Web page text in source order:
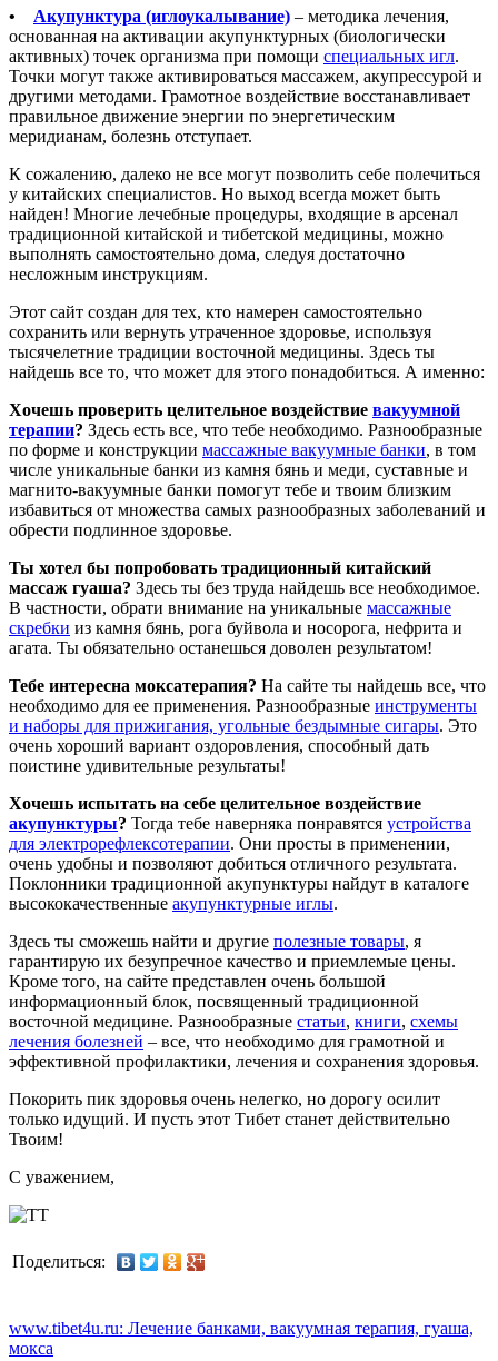
• Акупунктура (иглоукалывание) – методика лечения,
основанная на активации акупунктурных (биологически
активных) точек организма при помощи специальных игл.
Точки могут также активироваться массажем, акупрессурой и
другими методами. Грамотное воздействие восстанавливает
правильное движение энергии по энергетическим
меридианам, болезнь отступает.
К сожалению, далеко не все могут позволить себе полечиться
у китайских специалистов. Но выход всегда может быть
найден! Многие лечебные процедуры, входящие в арсенал
традиционной китайской и тибетской медицины, можно
выполнять самостоятельно дома, следуя достаточно
несложным инструкциям.
Этот сайт создан для тех, кто намерен самостоятельно
сохранить или вернуть утраченное здоровье, используя
тысячелетние традиции восточной медицины. Здесь ты
найдешь все то, что может для этого понадобиться. А именно:
Хочешь проверить целительное воздействие вакуумной
терапии? Здесь есть все, что тебе необходимо. Разнообразные
по форме и конструкции массажные вакуумные банки, в том
числе уникальные банки из камня бянь и меди, суставные и
магнито-вакуумные банки помогут тебе и твоим близким
избавиться от множества самых разнообразных заболеваний и
обрести подлинное здоровье.
Ты хотел бы попробовать традиционный китайский
массаж гуаша? Здесь ты без труда найдешь все необходимое.
В частности, обрати внимание на уникальные массажные
скребки из камня бянь, рога буйвола и носорога, нефрита и
агата. Ты обязательно останешься доволен результатом!
Тебе интересна моксатерапия? На сайте ты найдешь все, что
необходимо для ее применения. Разнообразные инструменты
и наборы для прижигания, угольные бездымные сигары. Это
очень хороший вариант оздоровления, способный дать
поистине удивительные результаты!
Хочешь испытать на себе целительное воздействие
акупунктуры? Тогда тебе наверняка понравятся устройства
для электрорефлексотерапии. Они просты в применении,
очень удобны и позволяют добиться отличного результата.
Поклонники традиционной акупунктуры найдут в каталоге
высококачественные акупунктурные иглы.
Здесь ты сможешь найти и другие полезные товары, я
гарантирую их безупречное качество и приемлемые цены.
Кроме того, на сайте представлен очень большой
информационный блок, посвященный традиционной
восточной медицине. Разнообразные статьи, книги, схемы
лечения болезней – все, что необходимо для грамотной и
эффективной профилактики, лечения и сохранения здоровья.
Покорить пик здоровья очень нелегко, но дорогу осилит
только идущий. И пусть этот Тибет станет действительно
Твоим!
C уважением,
Поделиться:
www.tibet4u.ru: Лечение банками, вакуумная терапия, гуаша,
мокса